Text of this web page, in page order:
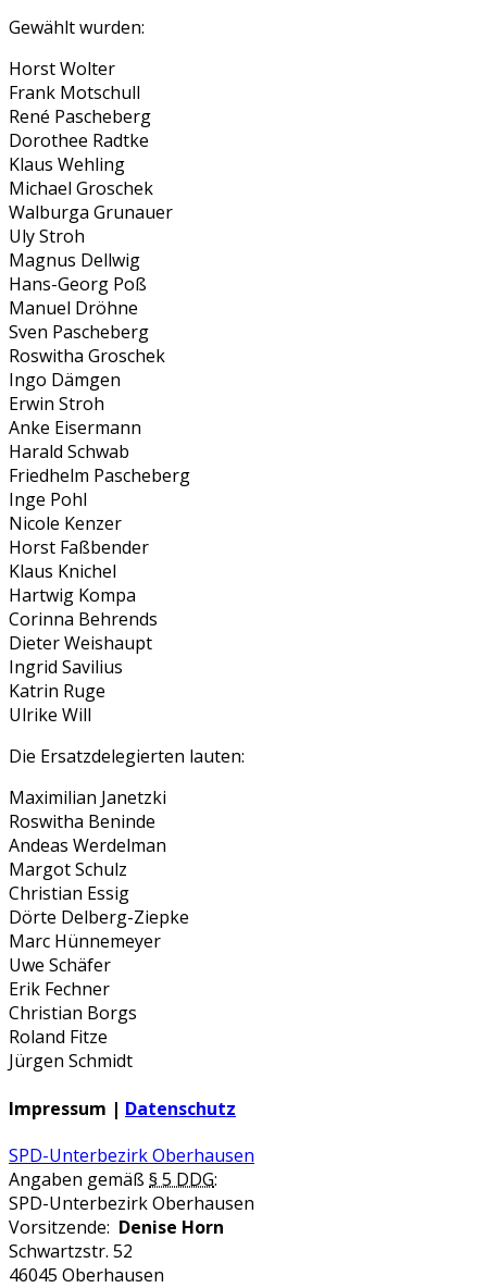
Gewählt wurden:
Horst Wolter
Frank Motschull
René Pascheberg
Dorothee Radtke
Klaus Wehling
Michael Groschek
Walburga Grunauer
Uly Stroh
Magnus Dellwig
Hans-Georg Poß
Manuel Dröhne
Sven Pascheberg
Roswitha Groschek
Ingo Dämgen
Erwin Stroh
Anke Eisermann
Harald Schwab
Friedhelm Pascheberg
Inge Pohl
Nicole Kenzer
Horst Faßbender
Klaus Knichel
Hartwig Kompa
Corinna Behrends
Dieter Weishaupt
Ingrid Savilius
Katrin Ruge
Ulrike Will
Die Ersatzdelegierten lauten:
Maximilian Janetzki
Roswitha Beninde
Andeas Werdelman
Margot Schulz
Christian Essig
Dörte Delberg-Ziepke
Marc Hünnemeyer
Uwe Schäfer
Erik Fechner
Christian Borgs
Roland Fitze
Jürgen Schmidt
Impressum | Datenschutz
SPD-Unterbezirk Oberhausen
Angaben gemäß § 5 DDG:
SPD-Unterbezirk Oberhausen
Vorsitzende: Denise Horn
Schwartzstr. 52
46045 Oberhausen